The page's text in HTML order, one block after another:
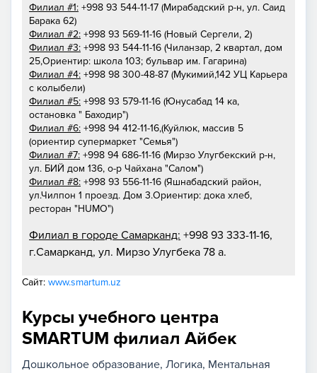
Филиал #1: +998 93 544-11-17 (Мирабадский р-н, ул. Саид
Барака 62)
Филиал #2: +998 93 569-11-16 (Новый Сергели, 2)
Филиал #3: +998 93 544-11-16 (Чиланзар, 2 квартал, дом
25,Ориентир: школа 103; бульвар им. Гагарина)
Филиал #4: +998 98 300-48-87 (Мукимий,142 УЦ Карьера
с колыбели)
Филиал #5: +998 93 579-11-16 (Юнусабад 14 ка,
остановка " Баходир")
Филиал #6: +998 94 412-11-16,(Куйлюк, массив 5
(ориентир супермаркет "Семья")
Филиал #7: +998 94 686-11-16 (Мирзо Улугбекский р-н,
ул. БИЙ дом 136, о-р Чайхана "Салом")
Филиал #8: +998 93 556-11-16 (Яшнабадский район,
ул.Чилпон 1 проезд. Дом 3.Ориентир: дока хлеб,
ресторан "HUMO")
Филиал в городе Самарканд: +998 93 333-11-16,
г.Самарканд, ул. Мирзо Улугбека 78 а.
Сайт: www.smartum.uz
Курсы учебного центра
SMARTUM филиал Айбек
Дошкольное образование Логика Ментальная